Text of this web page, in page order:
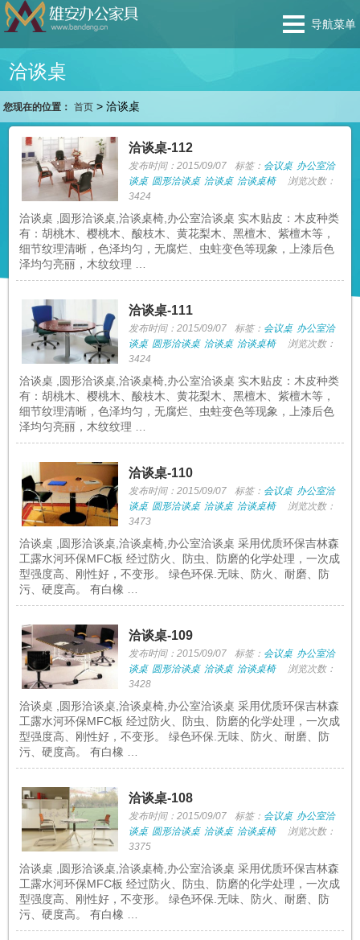
导航菜单
洽谈桌
您现在的位置： 首页 >洽谈桌
洽谈桌-112
发布时间：2015/09/07 标签： 会议桌 办公室洽
谈桌 圆形洽谈桌 洽谈桌 洽谈桌椅
浏览次数：
3424
洽谈桌 ,圆形洽谈桌,洽谈桌椅,办公室洽谈桌 实木贴皮：木皮种类
有：胡桃木、樱桃木、酸枝木、黄花梨木、黑檀木、紫檀木等，
细节纹理清晰，色泽均匀，无腐烂、虫蛀变色等现象，上漆后色
泽均匀亮丽，木纹纹理 …
洽谈桌-111
发布时间：2015/09/07 标签： 会议桌 办公室洽
谈桌 圆形洽谈桌 洽谈桌 洽谈桌椅
浏览次数：
3424
洽谈桌 ,圆形洽谈桌,洽谈桌椅,办公室洽谈桌 实木贴皮：木皮种类
有：胡桃木、樱桃木、酸枝木、黄花梨木、黑檀木、紫檀木等，
细节纹理清晰，色泽均匀，无腐烂、虫蛀变色等现象，上漆后色
泽均匀亮丽，木纹纹理 …
洽谈桌-110
发布时间：2015/09/07 标签： 会议桌 办公室洽
谈桌 圆形洽谈桌 洽谈桌 洽谈桌椅
浏览次数：
3473
洽谈桌 ,圆形洽谈桌,洽谈桌椅,办公室洽谈桌 采用优质环保吉林森
工露水河环保MFC板 经过防火、防虫、防磨的化学处理，一次成
型强度高、刚性好，不变形。 绿色环保.无味、防火、耐磨、防
污、硬度高。 有白橡 …
洽谈桌-109
发布时间：2015/09/07 标签： 会议桌 办公室洽
谈桌 圆形洽谈桌 洽谈桌 洽谈桌椅
浏览次数：
3428
洽谈桌 ,圆形洽谈桌,洽谈桌椅,办公室洽谈桌 采用优质环保吉林森
工露水河环保MFC板 经过防火、防虫、防磨的化学处理，一次成
型强度高、刚性好，不变形。 绿色环保.无味、防火、耐磨、防
污、硬度高。 有白橡 …
洽谈桌-108
发布时间：2015/09/07 标签： 会议桌 办公室洽
谈桌 圆形洽谈桌 洽谈桌 洽谈桌椅
浏览次数：
3375
洽谈桌 ,圆形洽谈桌,洽谈桌椅,办公室洽谈桌 采用优质环保吉林森
工露水河环保MFC板 经过防火、防虫、防磨的化学处理，一次成
型强度高、刚性好，不变形。 绿色环保.无味、防火、耐磨、防
污、硬度高。 有白橡 …